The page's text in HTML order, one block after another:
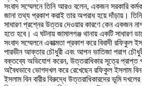
‎সংবাদ সম্মেলনে তিনি আরও বলেন, একজন সরকারি
জানা তথ্য প্রকাশ করাই তার অপরাধ হয়ে দাঁড়ায়।
সাধারণ প্রশ্নের উত্তর দেওয়ার কারণে কেন একজন
হতে হবে। এ ঘটনায় জামালগঞ্জ থানায় একটি সাধারণ
‎সংবাদ সম্মেলনে একাত্মতা প্রকাশ করে বিবাদী রফিকুল
পারভীন আক্তার চৌধুরী এবং আপন ভাতিজা পরাগ
বক্তব্যে অভিযোগ করেন, উত্তরাধিকার সূত্রে প্রাপ্ত
অবৈধভাবে ভোগদখল করে রেখেছেন রফিকুল ইসলাম
ইসলাম বিন বারীর বিরুদ্ধে উত্তরাধিকারদের ভূমি